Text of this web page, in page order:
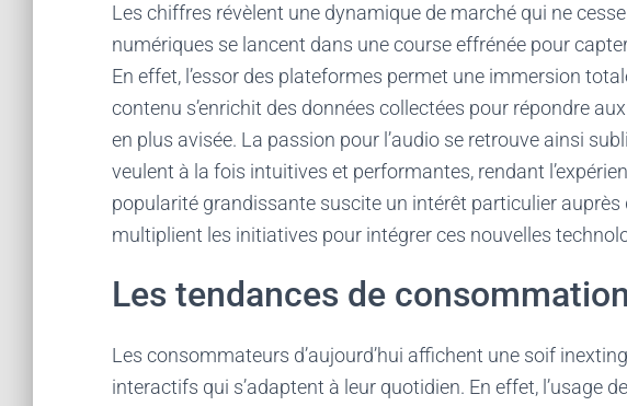
Les chiffres révèlent une dynamique de marché qui ne
numériques se lancent dans une course effrénée pour
En effet, l’essor des plateformes permet une immersion
contenu s’enrichit des données collectées pour répondre
en plus avisée. La passion pour l’audio se retrouve ainsi
veulent à la fois intuitives et performantes, rendant
popularité grandissante suscite un intérêt particulier auprès
multiplient les initiatives pour intégrer ces nouvelles
Les tendances de consommation
Les consommateurs d’aujourd’hui affichent une soif
interactifs qui s’adaptent à leur quotidien. En effet, l’usage